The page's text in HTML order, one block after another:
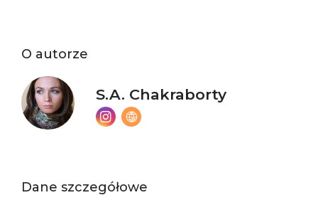
O autorze
S.A. Chakraborty
Dane szczegółowe